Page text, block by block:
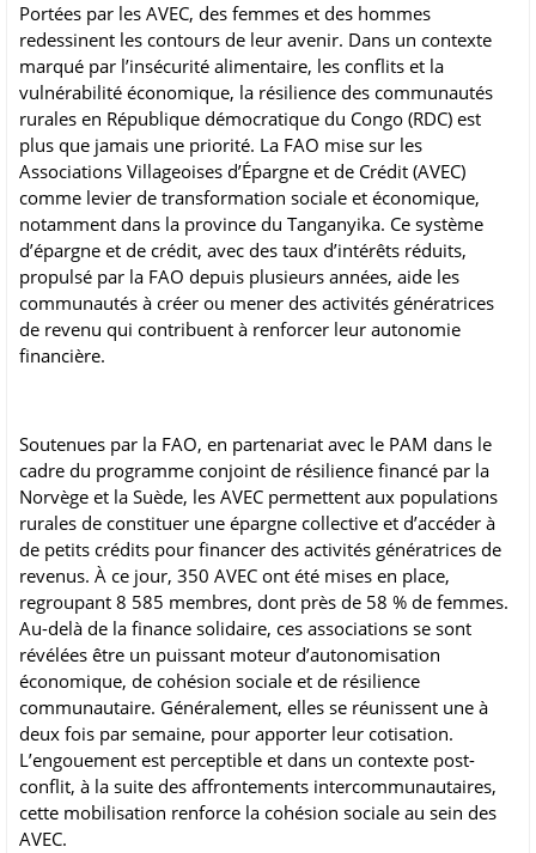
Portées par les AVEC, des femmes et des hommes
redessinent les contours de leur avenir. Dans un contexte
marqué par l’insécurité alimentaire, les conflits et la
vulnérabilité économique, la résilience des communautés
rurales en République démocratique du Congo (RDC) est
plus que jamais une priorité. La FAO mise sur les
Associations Villageoises d’Épargne et de Crédit (AVEC)
comme levier de transformation sociale et économique,
notamment dans la province du Tanganyika. Ce système
d’épargne et de crédit, avec des taux d’intérêts réduits,
propulsé par la FAO depuis plusieurs années, aide les
communautés à créer ou mener des activités génératrices
de revenu qui contribuent à renforcer leur autonomie
financière.
Soutenues par la FAO, en partenariat avec le PAM dans le
cadre du programme conjoint de résilience financé par la
Norvège et la Suède, les AVEC permettent aux populations
rurales de constituer une épargne collective et d’accéder à
de petits crédits pour financer des activités génératrices de
revenus. À ce jour, 350 AVEC ont été mises en place,
regroupant 8 585 membres, dont près de 58 % de femmes.
Au-delà de la finance solidaire, ces associations se sont
révélées être un puissant moteur d’autonomisation
économique, de cohésion sociale et de résilience
communautaire. Généralement, elles se réunissent une à
deux fois par semaine, pour apporter leur cotisation.
L’engouement est perceptible et dans un contexte post-
conflit, à la suite des affrontements intercommunautaires,
cette mobilisation renforce la cohésion sociale au sein des
AVEC.